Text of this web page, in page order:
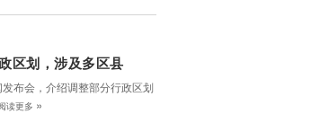
区划，涉及多区县
布会，介绍调整部分行政区划
读更多 »